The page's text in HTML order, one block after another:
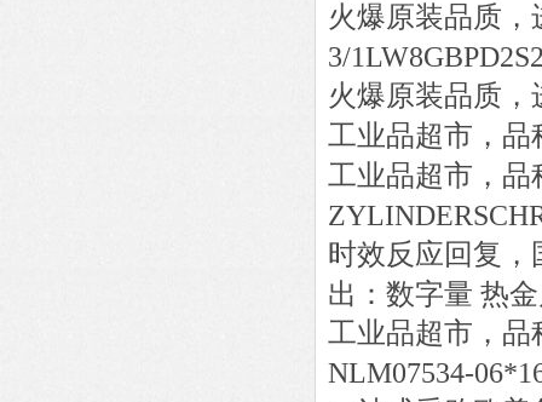
火爆原装品质，
3/
火爆原装品质，
工业品超市，品
工业品超市，品
时效反应回复，
出：数字量 热
工业品超市，品
NLM07534-